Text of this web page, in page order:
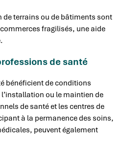
de terrains ou de bâtiments sont
fragilisés, une aide
de santé
bénéficient de conditions
ou le maintien de
de santé et les centres de
à la permanence des soins,
peuvent également